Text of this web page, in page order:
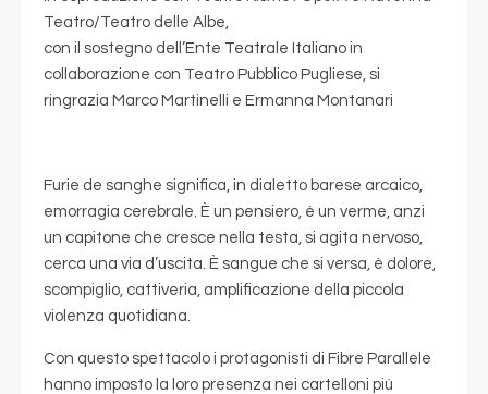
Teatro/Teatro delle Albe,
con il sostegno dell’Ente Teatrale Italiano in
collaborazione con Teatro Pubblico Pugliese, si
ringrazia Marco Martinelli e Ermanna Montanari
Furie de sanghe significa, in dialetto barese arcaico,
emorragia cerebrale. È un pensiero, è un verme, anzi
un capitone che cresce nella testa, si agita nervoso,
cerca una via d’uscita. È sangue che si versa, è dolore,
scompiglio, cattiveria, amplificazione della piccola
violenza quotidiana.
Con questo spettacolo i protagonisti di Fibre Parallele
hanno imposto la loro presenza nei cartelloni più